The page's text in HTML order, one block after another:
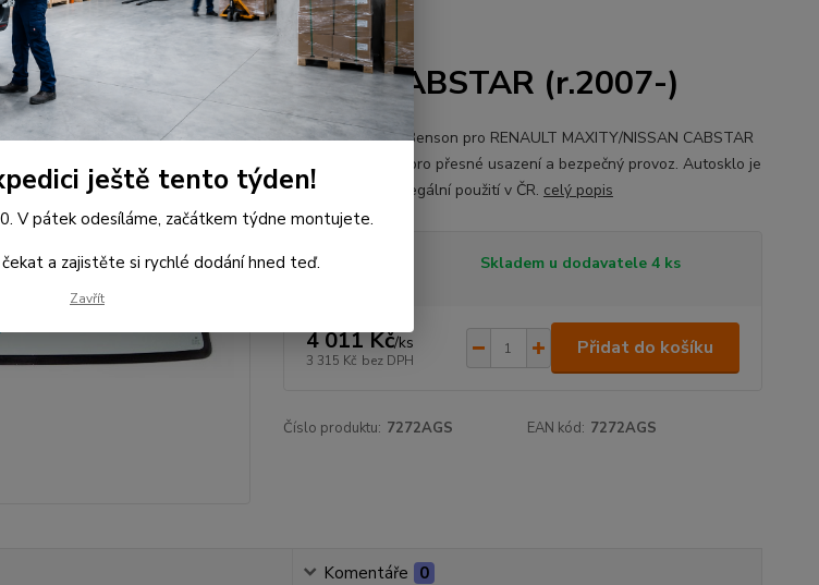
MAXITY/NISSAN CABSTAR (r.2007-)
MAXITY/NISSAN CABSTAR (r.2007-)
Kvalitní čelní sklo Benson pro RENAULT MAXITY/NISSAN CABSTAR
(r. 2007-). Určeno pro přesné usazení a bezpečný provoz. Autosklo je
certifikované pro legální použití v ČR. celý popis
Dostupnost Skladem u dodavatele 4 ks
4 011 Kč/ks
3 315 Kč bez DPH
Přidat do košíku
Číslo produktu: 7272AGS EAN kód: 7272AGS
Komentáře 0
ještě tento týden!
V pátek odesíláme, začátkem týdne montujete.
a zajistěte si rychlé dodání hned teď.
Zavřít